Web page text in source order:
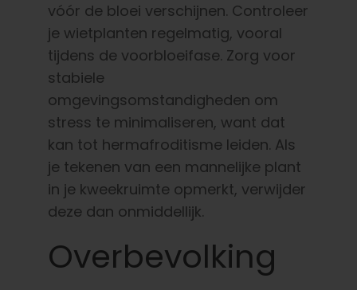
vóór de bloei verschijnen. Controleer
je wietplanten regelmatig, vooral
tijdens de voorbloeifase. Zorg voor
stabiele
omgevingsomstandigheden om
stress te minimaliseren, want dat
kan tot hermafroditisme leiden. Als
je tekenen van een mannelijke plant
in je kweekruimte opmerkt, verwijder
deze dan onmiddellijk.
Overbevolking